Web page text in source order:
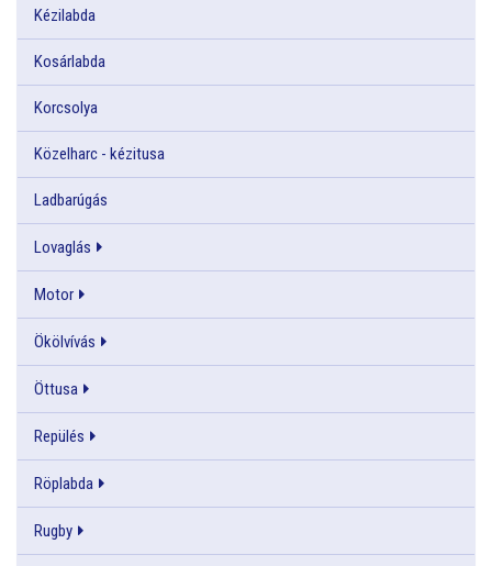
Kézilabda
Kosárlabda
Korcsolya
Közelharc - kézitusa
Ladbarúgás
Lovaglás
Motor
Ökölvívás
Öttusa
Repülés
Röplabda
Rugby